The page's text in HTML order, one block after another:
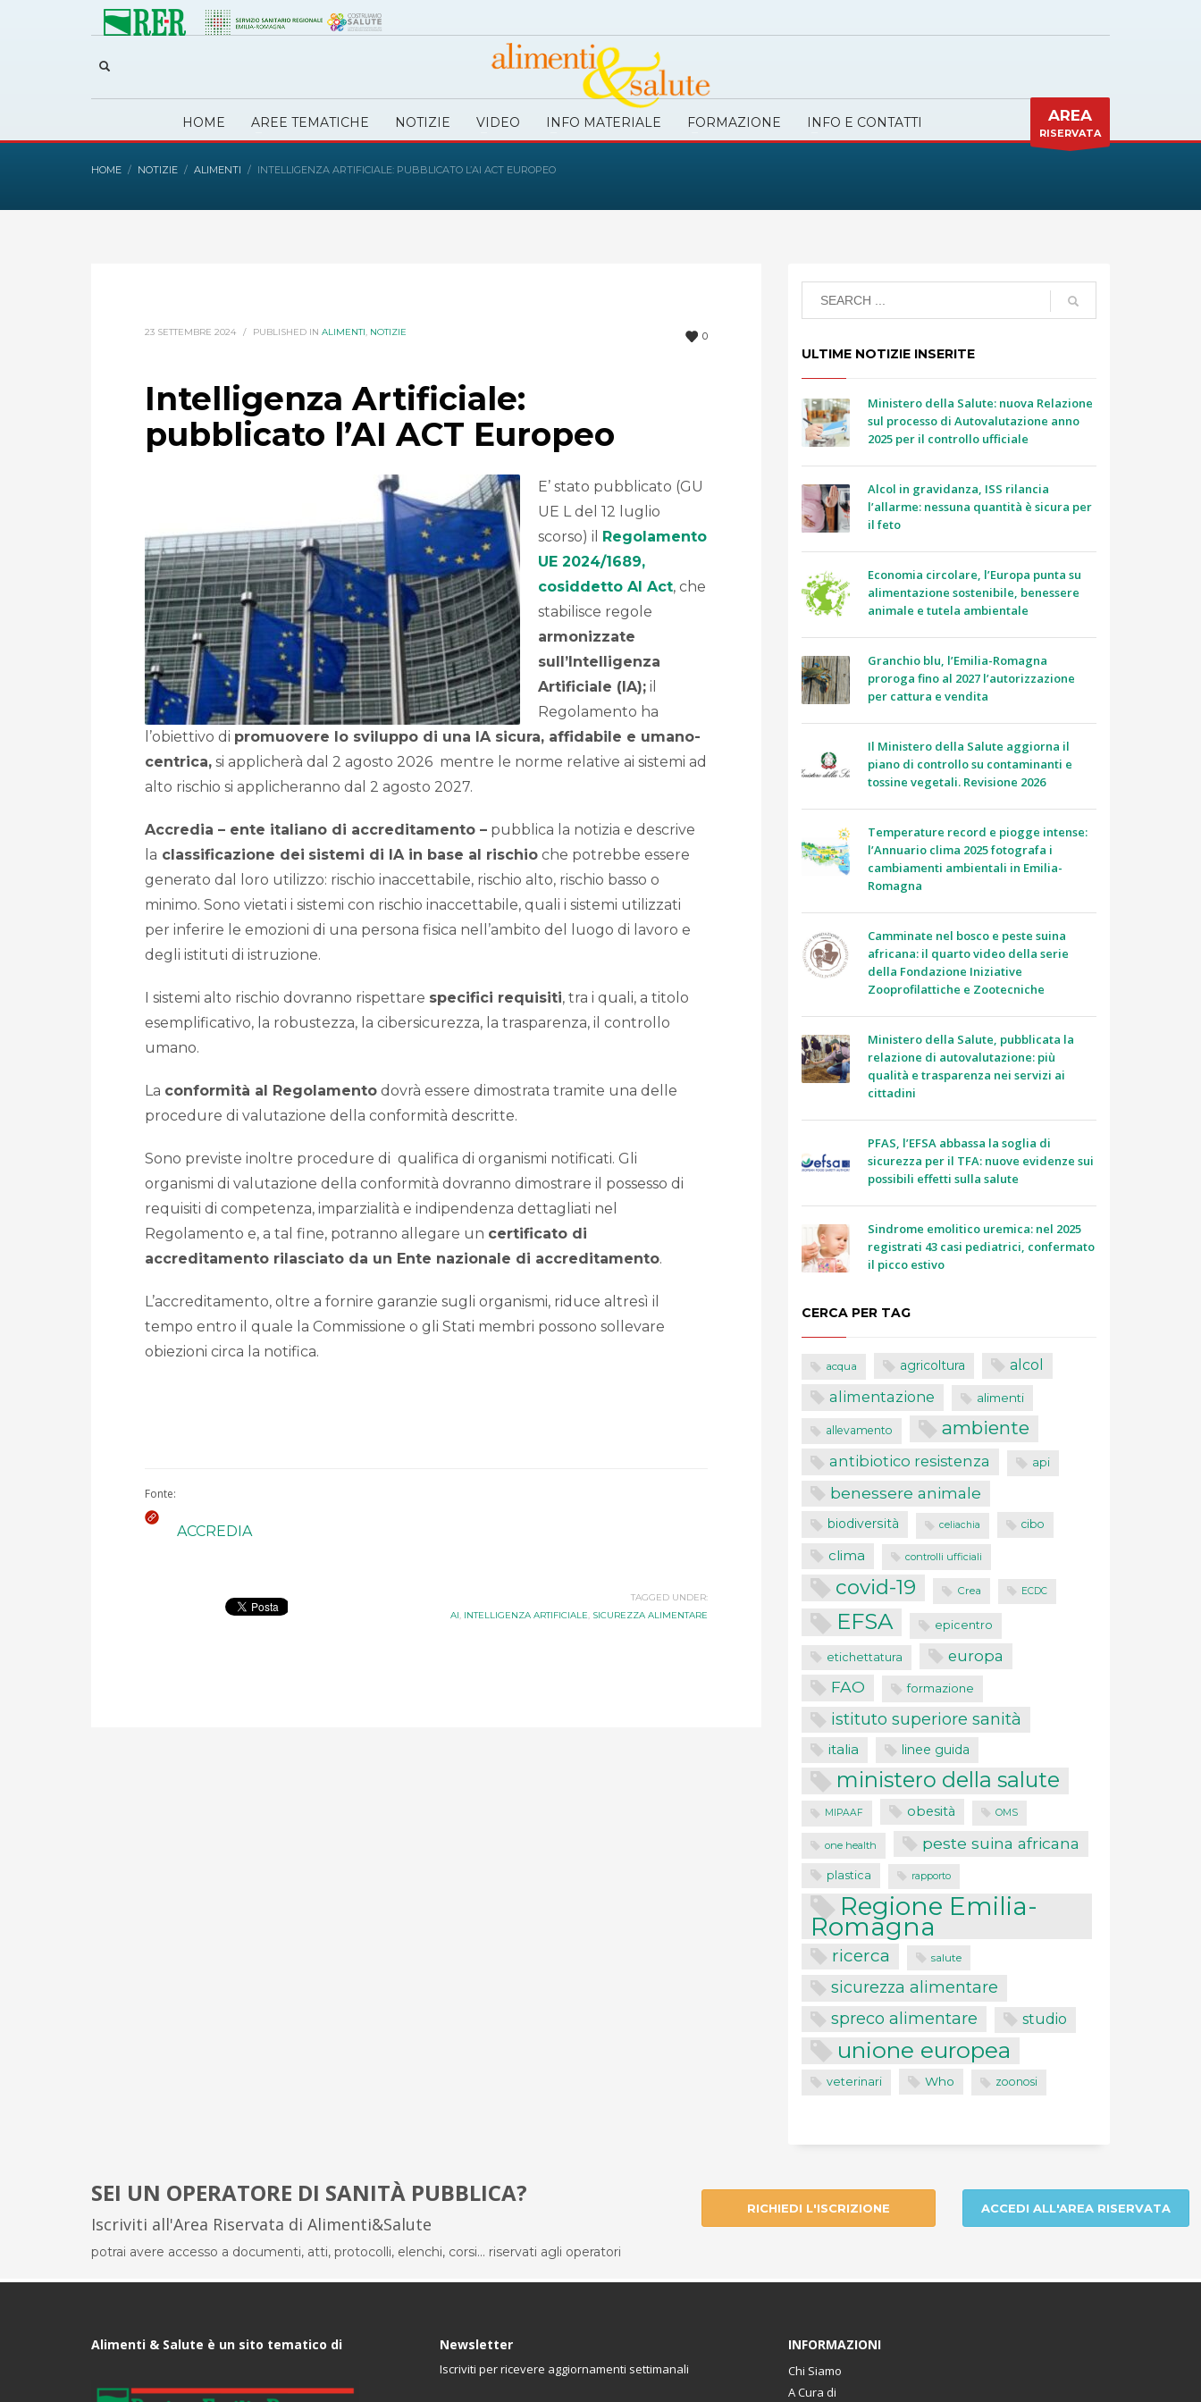
HOME AREE TEMATICHE NOTIZIE VIDEO INFO MATERIALE FORMAZIONE INFO E CONTATTI AREA
RISERVATA
HOME NOTIZIE ALIMENTI INTELLIGENZA ARTIFICIALE: PUBBLICATO L’AI ACT EUROPEO
0
23 SETTEMBRE 2024 / PUBLISHED IN ALIMENTI, NOTIZIE
Intelligenza Artificiale:
pubblicato l’AI ACT Europeo
E’ stato pubblicato (GU
UE L del 12 luglio
scorso) il Regolamento
UE 2024/1689,
cosiddetto AI Act, che
stabilisce regole
armonizzate
sull’Intelligenza
Artificiale (IA); il
Regolamento ha
l’obiettivo di promuovere lo sviluppo di una IA sicura, affidabile e umano-
centrica, si applicherà dal 2 agosto 2026 mentre le norme relative ai sistemi ad
alto rischio si applicheranno dal 2 agosto 2027.
Accredia – ente italiano di accreditamento – pubblica la notizia e descrive
la classificazione dei sistemi di IA in base al rischio che potrebbe essere
generato dal loro utilizzo: rischio inaccettabile, rischio alto, rischio basso o
minimo. Sono vietati i sistemi con rischio inaccettabile, quali i sistemi utilizzati
per inferire le emozioni di una persona fisica nell’ambito del luogo di lavoro e
degli istituti di istruzione.
I sistemi alto rischio dovranno rispettare specifici requisiti, tra i quali, a titolo
esemplificativo, la robustezza, la cibersicurezza, la trasparenza, il controllo
umano.
La conformità al Regolamento dovrà essere dimostrata tramite una delle
procedure di valutazione della conformità descritte.
Sono previste inoltre procedure di qualifica di organismi notificati. Gli
organismi di valutazione della conformità dovranno dimostrare il possesso di
requisiti di competenza, imparzialità e indipendenza dettagliati nel
Regolamento e, a tal fine, potranno allegare un certificato di
accreditamento rilasciato da un Ente nazionale di accreditamento.
L’accreditamento, oltre a fornire garanzie sugli organismi, riduce altresì il
tempo entro il quale la Commissione o gli Stati membri possono sollevare
obiezioni circa la notifica.
Fonte:
ACCREDIA
TAGGED UNDER:
AI, INTELLIGENZA ARTIFICIALE, SICUREZZA ALIMENTARE
ULTIME NOTIZIE INSERITE
Ministero della Salute: nuova Relazione
sul processo di Autovalutazione anno
2025 per il controllo ufficiale
Alcol in gravidanza, ISS rilancia
l’allarme: nessuna quantità è sicura per
il feto
Economia circolare, l’Europa punta su
alimentazione sostenibile, benessere
animale e tutela ambientale
Granchio blu, l’Emilia-Romagna
proroga fino al 2027 l’autorizzazione
per cattura e vendita
Il Ministero della Salute aggiorna il
piano di controllo su contaminanti e
tossine vegetali. Revisione 2026
Temperature record e piogge intense:
l’Annuario clima 2025 fotografa i
cambiamenti ambientali in Emilia-
Romagna
Camminate nel bosco e peste suina
africana: il quarto video della serie
della Fondazione Iniziative
Zooprofilattiche e Zootecniche
Ministero della Salute, pubblicata la
relazione di autovalutazione: più
qualità e trasparenza nei servizi ai
cittadini
PFAS, l’EFSA abbassa la soglia di
sicurezza per il TFA: nuove evidenze sui
possibili effetti sulla salute
Sindrome emolitico uremica: nel 2025
registrati 43 casi pediatrici, confermato
il picco estivo
CERCA PER TAG
acqua agricoltura alcol
alimentazione alimenti
allevamento ambiente
antibiotico resistenza api
benessere animale
biodiversità celiachia cibo
clima controlli ufficiali
covid-19 Crea ECDC
EFSA epicentro
etichettatura europa
FAO formazione
istituto superiore sanità
italia linee guida
ministero della salute
MIPAAF obesità OMS
one health peste suina africana
plastica rapporto
Regione Emilia-
Romagna
ricerca salute
sicurezza alimentare
spreco alimentare studio
unione europea
veterinari Who zoonosi
SEI UN OPERATORE DI SANITÀ PUBBLICA?
Iscriviti all'Area Riservata di Alimenti&Salute
potrai avere accesso a documenti, atti, protocolli, elenchi, corsi... riservati agli operatori
RICHIEDI L'ISCRIZIONE ACCEDI ALL'AREA RISERVATA
Alimenti & Salute è un sito tematico di Newsletter
Iscriviti per ricevere aggiornamenti settimanali
INFORMAZIONI
Chi Siamo
A Cura di